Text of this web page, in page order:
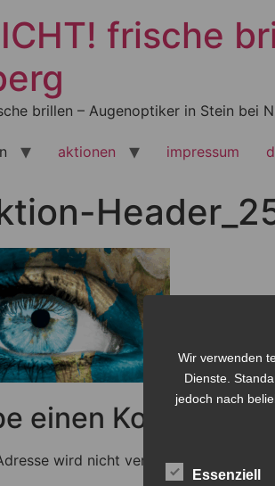
frische
brillen – Augenoptiker in Stein bei
aktionen impressum
einen Kommentar
wird nicht veröffentlicht.
Wir verwenden
Dienste.
jedoch nach
Essenziell